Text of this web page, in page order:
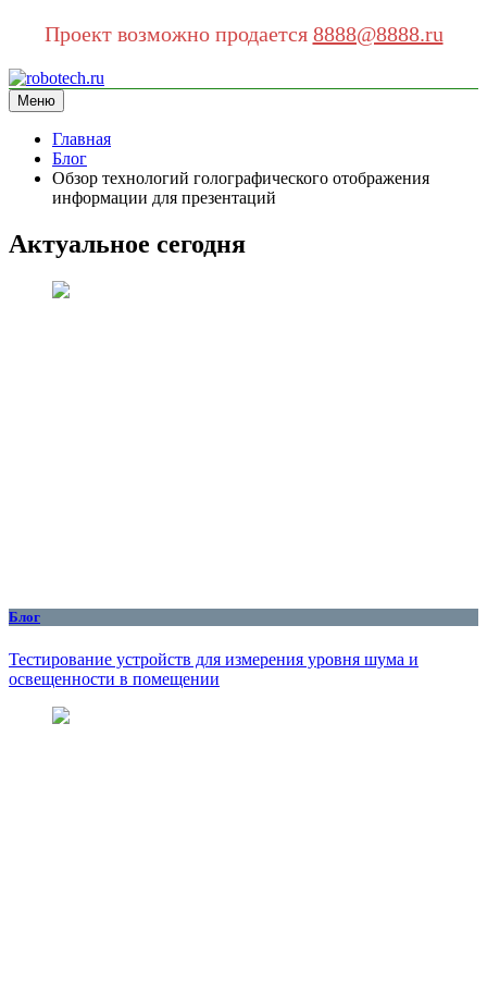
Проект возможно продается 8888@8888.ru
Перейти
к
содержимому
robotech.ru
информационный сайт
Меню
Главная
Блог
Обзор технологий голографического отображения
информации для презентаций
Актуальное сегодня
Блог
Тестирование устройств для измерения уровня шума и
освещенности в помещении